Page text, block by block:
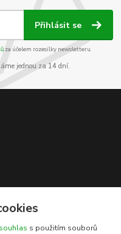
Přihlásit se
za účelem rozesílky newsletteru.
jednou za 14 dní.
souhlas s použitím souborů